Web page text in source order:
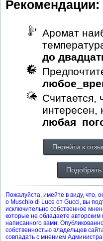
Рекомендации:
Аромат
до
Считается,
интересен,
Перейти к
Пожалуйста, имейте в виду, что,
о Muschio di Luce от Gucci, вы
исключительно собственное
которые не обладаете
написанного вами.
собственностью владельцев
совпадать с мнением